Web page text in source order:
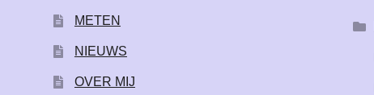
METEN
NIEUWS
OVER MIJ